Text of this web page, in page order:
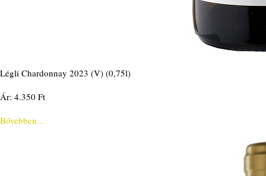
Légli Chardonnay 2023 (V) (0,75l)
Ár: 4.350 Ft
Bővebben...